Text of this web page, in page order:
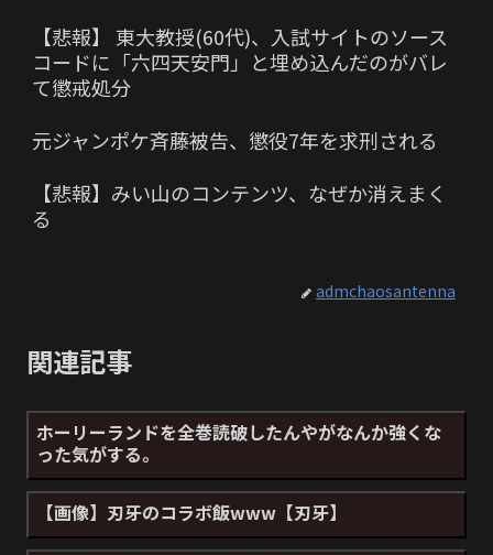
【悲報】 東大教授(60代)、入試サイトのソース
コードに「六四天安門」と埋め込んだのがバレ
て懲戒処分
元ジャンポケ斉藤被告、懲役7年を求刑される
【悲報】みい山のコンテンツ、なぜか消えまく
る
admchaosantenna
関連記事
ホーリーランドを全巻読破したんやがなんか強くな
った気がする。
【画像】刃牙のコラボ飯www【刃牙】